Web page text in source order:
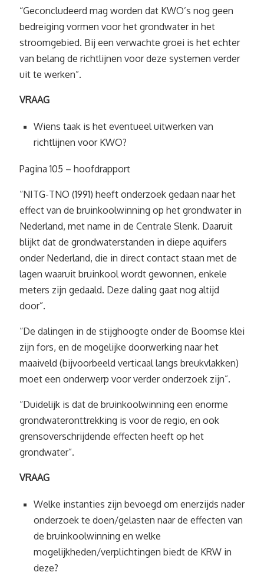
“Geconcludeerd mag worden dat KWO’s nog geen
bedreiging vormen voor het grondwater in het
stroomgebied. Bij een verwachte groei is het echter
van belang de richtlijnen voor deze systemen verder
uit te werken”.
VRAAG
Wiens taak is het eventueel uitwerken van
richtlijnen voor KWO?
Pagina 105 – hoofdrapport
“NITG-TNO (1991) heeft onderzoek gedaan naar het
effect van de bruinkoolwinning op het grondwater in
Nederland, met name in de Centrale Slenk. Daaruit
blijkt dat de grondwaterstanden in diepe aquifers
onder Nederland, die in direct contact staan met de
lagen waaruit bruinkool wordt gewonnen, enkele
meters zijn gedaald. Deze daling gaat nog altijd
door”.
“De dalingen in de stijghoogte onder de Boomse klei
zijn fors, en de mogelijke doorwerking naar het
maaiveld (bijvoorbeeld verticaal langs breukvlakken)
moet een onderwerp voor verder onderzoek zijn”.
“Duidelijk is dat de bruinkoolwinning een enorme
grondwateronttrekking is voor de regio, en ook
grensoverschrijdende effecten heeft op het
grondwater”.
VRAAG
Welke instanties zijn bevoegd om enerzijds nader
onderzoek te doen/gelasten naar de effecten van
de bruinkoolwinning en welke
mogelijkheden/verplichtingen biedt de KRW in
deze?